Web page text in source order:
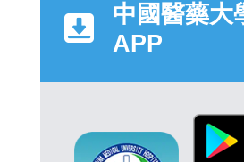
中國醫藥大
APP